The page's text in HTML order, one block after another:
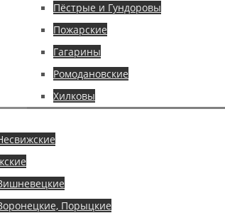
Пёстрые и Гундоровы
Пожарские
Гагарины
Ромодановские
Хилковы
Порыцкие